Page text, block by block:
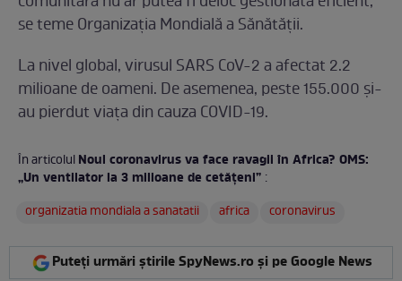
se teme Organizația Mondială a Sănătății.
La nivel global, virusul SARS CoV-2 a afectat 2.2
milioane de oameni. De asemenea, peste 155.000 și-
au pierdut viața din cauza COVID-19.
În articolulNoul coronavirus va face ravagii în Africa? OMS:
„Un ventilator la 3 milioane de cetățeni” :
organizatia mondiala a sanatatii
africa coronavirus
Puteți urmări știrile SpyNews.ro și pe Google News